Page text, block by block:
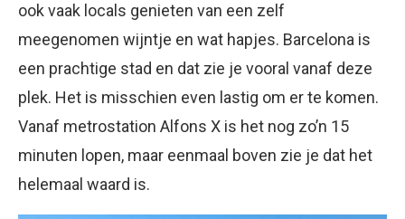
ook vaak locals genieten van een zelf
meegenomen wijntje en wat hapjes. Barcelona is
een prachtige stad en dat zie je vooral vanaf deze
plek. Het is misschien even lastig om er te komen.
Vanaf metrostation Alfons X is het nog zo’n 15
minuten lopen, maar eenmaal boven zie je dat het
helemaal waard is.